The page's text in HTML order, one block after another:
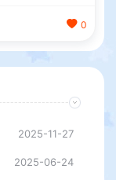
0
2025-11-27
2025-06-24